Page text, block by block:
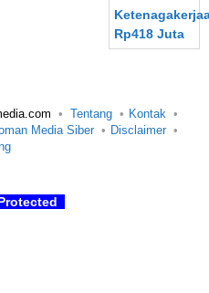
Tentang
Kontak
Media Siber
Disclaimer